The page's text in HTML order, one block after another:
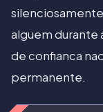
alguem durante
de confianca
permanente.